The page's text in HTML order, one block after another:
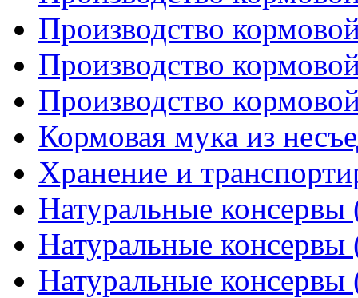
Производство
Производство
Производство
Кормовая мука из
Хранение и
Натуральные консервы
Натуральные консервы
Натуральные консервы